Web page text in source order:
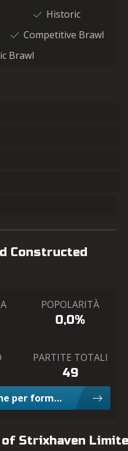
Historic
Competitive Brawl
Brawl
Constructed
POPOLARITÀ
0,0%
PARTITE TOTALI
49
Visualizza più statistiche per formato Constructed
Strixhaven